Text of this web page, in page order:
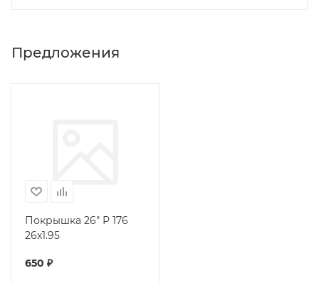
Предложения
Покрышка 26" Р 176
26x1.95
650 ₽